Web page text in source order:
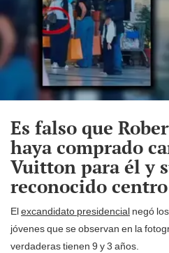
Es falso que
haya comprado
Vuitton para él y
reconocido
Elexcandidato presidencial negó
jóvenes que se observan en la
verdaderas tienen 9 y 3 años.